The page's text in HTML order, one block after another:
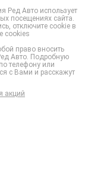
Ред Авто использует
посещениях сайта.
отключите cookie в
cookies
право вносить
Авто. Подробную
телефону или
с Вами и расскажут
акций